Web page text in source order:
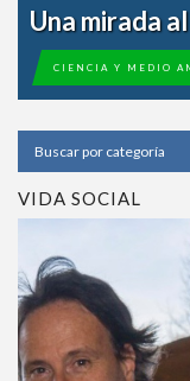
Una mirada
CIENCIA Y MEDIO
VIDA SOCIAL